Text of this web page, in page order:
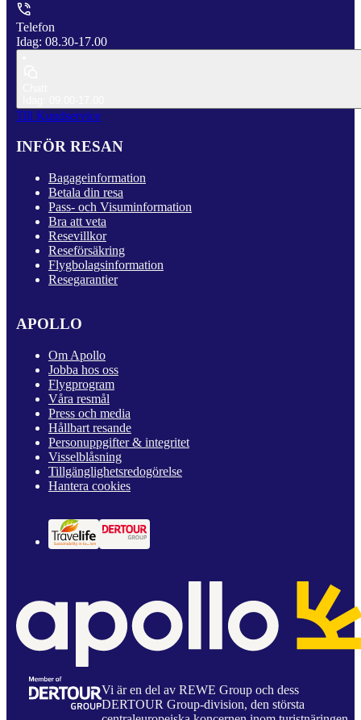
Telefon
Idag: 08.30-17.00
Till Kundservice
INFÖR RESAN
Bagageinformation
Betala din resa
Pass- och Visuminformation
Bra att veta
Resevillkor
Reseförsäkring
Flygbolagsinformation
Resegarantier
APOLLO
Om Apollo
Jobba hos oss
Flygprogram
Våra resmål
Press och media
Hållbart resande
Personuppgifter & integritet
Visselblåsning
Tillgänglighetsredogörelse
Hantera cookies
Vi är en del av REWE Group och dess
DERTOUR Group-division, den största